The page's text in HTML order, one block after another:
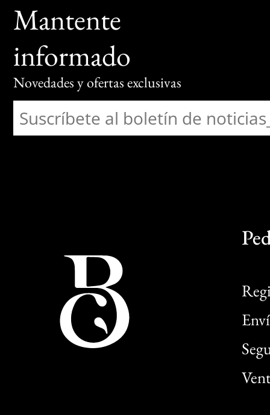
Mantente
informado
Novedades y ofertas exclusivas